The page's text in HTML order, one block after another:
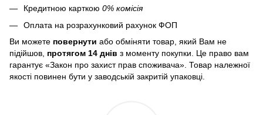
Кредитною карткою 0% комісія
Оплата на розрахунковий рахунок ФОП
Ви можете повернути або обміняти товар, який Вам не
підійшов, протягом 14 днів з моменту покупки. Це право вам
гарантує «Закон про захист прав споживача». Товар належної
якості повинен бути у заводській закритій упаковці.